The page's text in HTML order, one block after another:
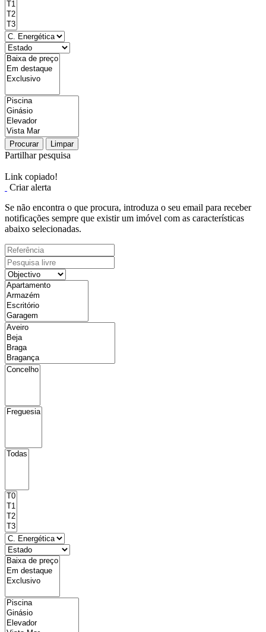
Procurar Limpar
Partilhar pesquisa
Link copiado!
Criar alerta
Se não encontra o que procura, introduza o seu email para receber
notificações sempre que existir um imóvel com as características
abaixo selecionadas.